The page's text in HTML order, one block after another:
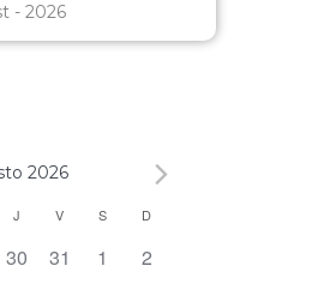
- 2026
2026
J V S D
0 eventos,
30 0 eventos,
31 0 eventos,
1 0 eventos,
2